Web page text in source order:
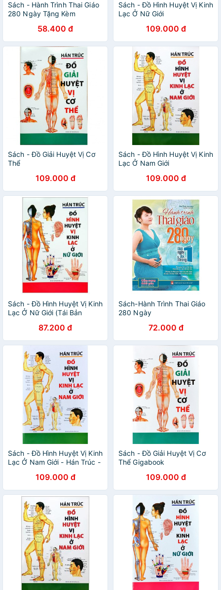
Sách - Hành Trình Thai Giáo
280 Ngày Tặng Kèm
58.400 đ
Sách - Đồ Hình Huyệt Vị Kinh
Lạc Ở Nữ Giới
109.000 đ
Sách - Đồ Giải Huyệt Vị Cơ
Thể
109.000 đ
Sách - Đồ Hình Huyệt Vị Kinh
Lạc Ở Nam Giới
109.000 đ
Sách - Đồ Hình Huyệt Vị Kinh
Lạc Ở Nữ Giới (Tái Bản
87.200 đ
Sách-Hành Trình Thai Giáo
280 Ngày
72.000 đ
Sách - Đồ Hình Huyệt Vị Kinh
Lạc Ở Nam Giới - Hán Trúc -
109.000 đ
Sách - Đồ Giải Huyệt Vị Cơ
Thể Gigabook
109.000 đ